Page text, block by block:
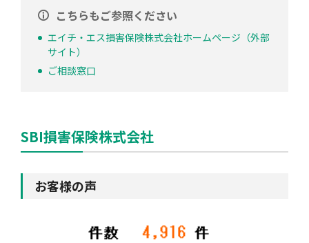
こちらもご参照ください
エイチ・エス損害保険株式会社ホームページ（外部
サイト）
ご相談窓口
SBI損害保険株式会社
お客様の声